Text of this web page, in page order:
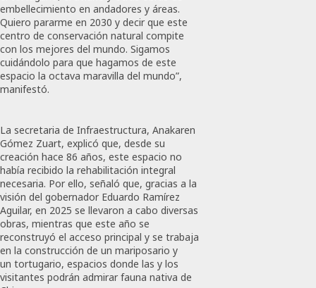
embellecimiento en andadores y áreas.
Quiero pararme en 2030 y decir que este
centro de conservación natural compite
con los mejores del mundo. Sigamos
cuidándolo para que hagamos de este
espacio la octava maravilla del mundo”,
manifestó.
La secretaria de Infraestructura, Anakaren
Gómez Zuart, explicó que, desde su
creación hace 86 años, este espacio no
había recibido la rehabilitación integral
necesaria. Por ello, señaló que, gracias a la
visión del gobernador Eduardo Ramírez
Aguilar, en 2025 se llevaron a cabo diversas
obras, mientras que este año se
reconstruyó el acceso principal y se trabaja
en la construcción de un mariposario y
un tortugario, espacios donde las y los
visitantes podrán admirar fauna nativa de